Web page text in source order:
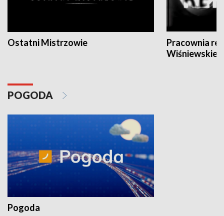
Ostatni Mistrzowie
Pracownia
POGODA
Pogoda